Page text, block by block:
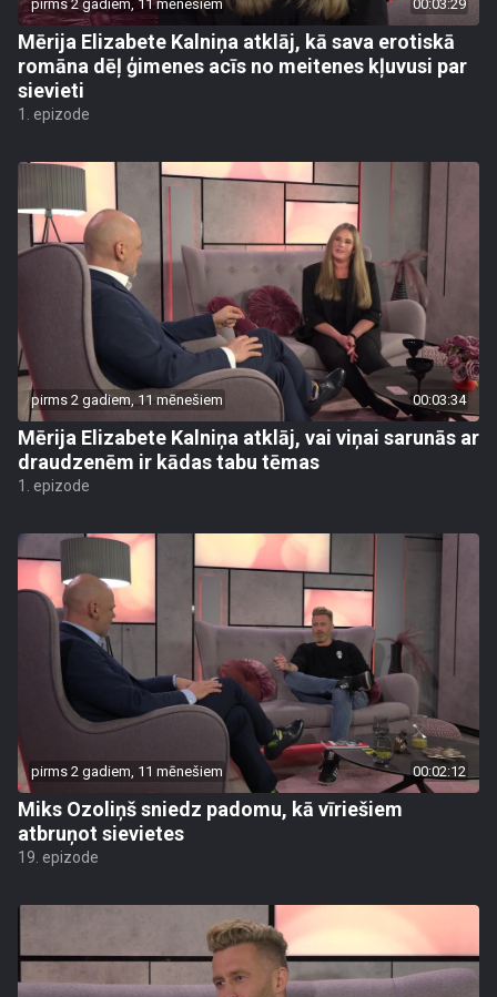
pirms 2 gadiem, 11 mēnešiem 00:03:29
Mērija Elizabete Kalniņa atklāj, kā sava erotiskā
romāna dēļ ģimenes acīs no meitenes kļuvusi par
sievieti
1. epizode
pirms 2 gadiem, 11 mēnešiem 00:03:34
Mērija Elizabete Kalniņa atklāj, vai viņai sarunās ar
draudzenēm ir kādas tabu tēmas
1. epizode
pirms 2 gadiem, 11 mēnešiem 00:02:12
Miks Ozoliņš sniedz padomu, kā vīriešiem
atbruņot sievietes
19. epizode